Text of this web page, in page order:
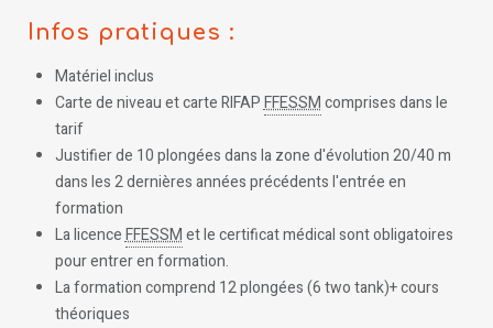
Infos pratiques :
Matériel inclus
Carte de niveau et carte RIFAPFFESSMcomprises dans le
tarif
Justifier de 10 plongées dans la zone d'évolution 20/40 m
dans les 2 dernières années précédents l'entrée en
formation
La licenceFFESSMet le certificat médical sont obligatoires
pour entrer en formation.
La formation comprend 12 plongées (6 two tank)+ cours
théoriques